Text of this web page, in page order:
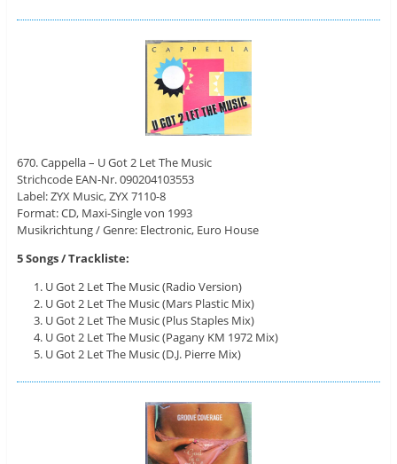
670. Cappella – U Got 2 Let The Music
Strichcode EAN-Nr. 090204103553
Label: ZYX Music, ZYX ‎7110-8
Format: CD, Maxi-Single von 1993
Musikrichtung / Genre: Electronic, Euro House
5 Songs / Trackliste:
U Got 2 Let The Music (Radio Version)
U Got 2 Let The Music (Mars Plastic Mix)
U Got 2 Let The Music (Plus Staples Mix)
U Got 2 Let The Music (Pagany KM 1972 Mix)
U Got 2 Let The Music (D.J. Pierre Mix)